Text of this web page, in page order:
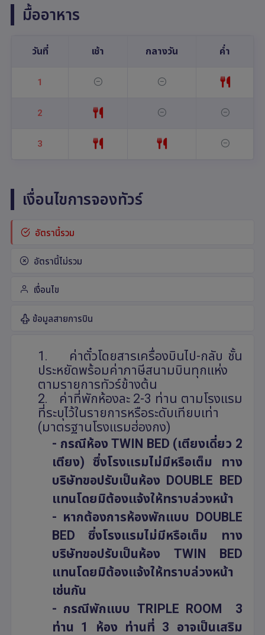
มื้ออาหาร
วันที่ เช้า กลางวัน ค่ำ
1
2
3
เงื่อนไขการจองทัวร์
อัตรานี้รวม
อัตรานี้ไม่รวม
เงื่อนไข
ข้อมูลสายการบิน
1.
ค่าตั๋วโดยสารเครื่องบินไป-กลับ ชั้น
ประหยัดพร้อมค่าภาษีสนามบินทุกแห่ง
ตามรายการทัวร์ข้างต้น
2.
ค่าที่พักห้องละ 2-3 ท่าน ตามโรงแรม
ที่ระบุไว้ในรายการหรือระดับเทียบเท่า
(มาตรฐานโรงแรมฮ่องกง)
- กรณีห้องTWIN BED (เตียงเดี่ยว 2
เตียง) ซึ่งโรงแรมไม่มีหรือเต็ม ทาง
บริษัทขอปรับเป็นห้อง DOUBLE BED
แทนโดยมิต้องแจ้งให้ทราบล่วงหน้า
- หากต้องการห้องพักแบบ DOUBLE
BEDซึ่งโรงแรมไม่มีหรือเต็ม ทาง
บริษัทขอปรับเป็นห้อง TWIN BED
แทนโดยมิต้องแจ้งให้ทราบล่วงหน้า
เช่นกัน
- กรณีพักแบบ TRIPLE ROOM 3
ท่าน 1 ห้อง ท่านที่ 3 อาจเป็นเสริม